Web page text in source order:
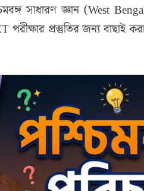
সাধারণ জ্ঞান (West
প্রস্তুতির জন্য বাছাই